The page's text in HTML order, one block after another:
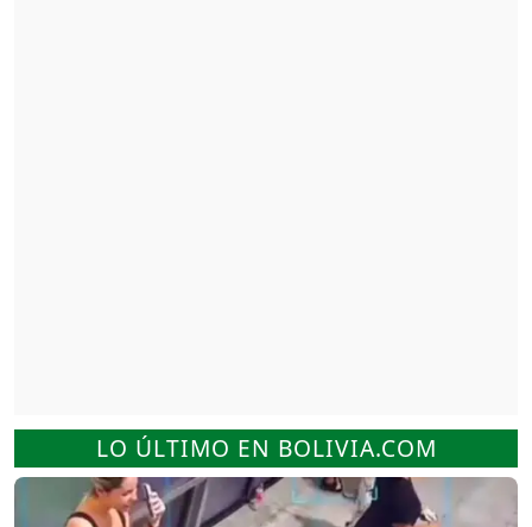
LO ÚLTIMO EN BOLIVIA.COM